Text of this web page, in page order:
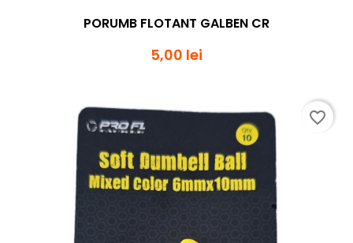
PORUMB FLOTANT GALBEN CR
5,00 lei
favorite_border